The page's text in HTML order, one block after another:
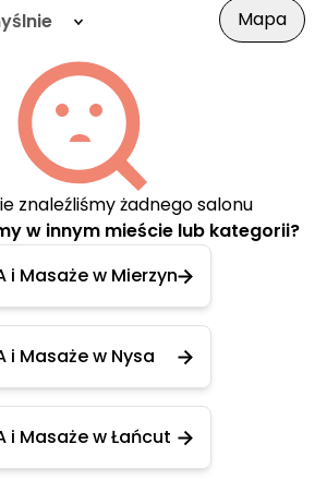
Mapa
znaleźliśmy żadnego salonu
w innym mieście lub kategorii?
i Masaże w Mierzyn
i Masaże w Nysa
i Masaże w Łańcut